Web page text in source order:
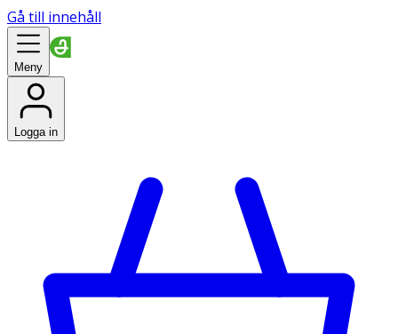
Gå till innehåll
Meny
Logga in